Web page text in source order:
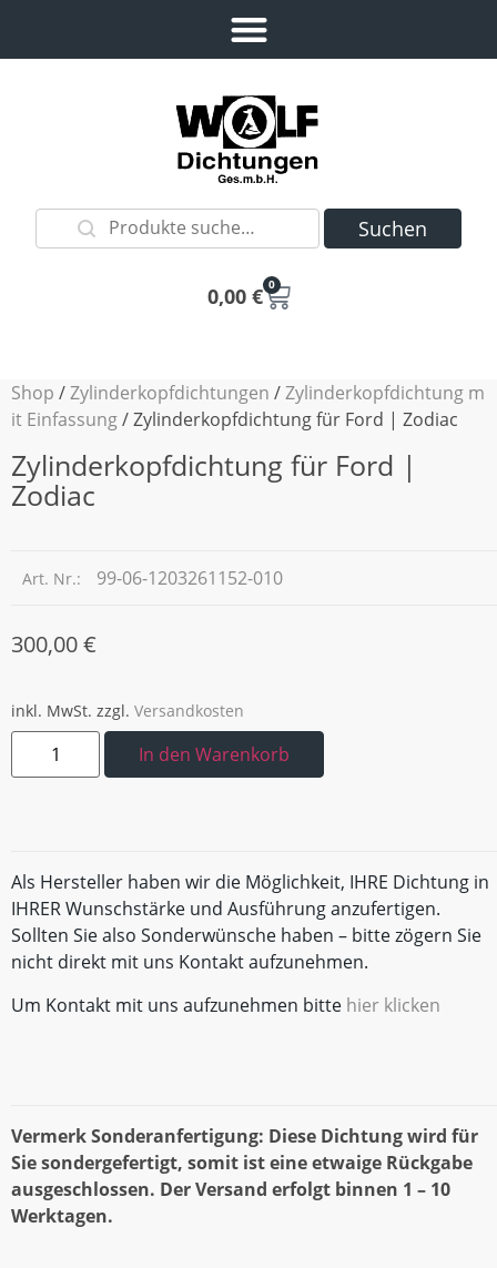
Suchen
0,00 € 0
Shop /Zylinderkopfdichtungen /Zylinderkopfdichtung m
it Einfassung/ Zylinderkopfdichtung für Ford | Zodiac
Zylinderkopfdichtung für Ford |
Zodiac
Art. Nr.: 99-06-1203261152-010
300,00€
inkl. MwSt. zzgl. Versandkosten
In den Warenkorb
Als Hersteller haben wir die Möglichkeit, IHRE Dichtung in
IHRER Wunschstärke und Ausführung anzufertigen.
Sollten Sie also Sonderwünsche haben – bitte zögern Sie
nicht direkt mit uns Kontakt aufzunehmen.
Um Kontakt mit uns aufzunehmen bitte hier klicken
Vermerk Sonderanfertigung: Diese Dichtung wird für
Sie sondergefertigt, somit ist eine etwaige Rückgabe
ausgeschlossen. Der Versand erfolgt binnen 1 – 10
Werktagen.